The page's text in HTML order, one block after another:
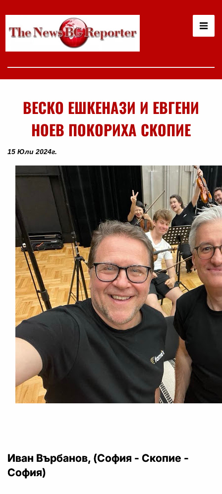
ВЕСКО ЕШКЕНАЗИ И ЕВГЕНИ
НОЕВ ПОКОРИХА СКОПИЕ
15 Юли 2024г.
Иван Върбанов, (София - Скопие -
София)